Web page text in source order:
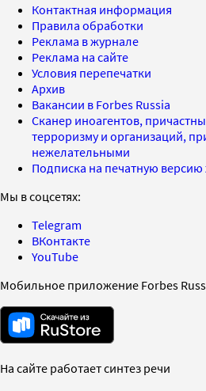
Контактная информация
Правила обработки
Реклама в журнале
Реклама на сайте
Условия перепечатки
Архив
Вакансии в Forbes Russia
Сканер иноагентов,
терроризму и организаций,
нежелательными
Подписка на печатную
Мы в соцсетях:
Telegram
ВКонтакте
YouTube
Мобильное приложение Forbes
На сайте работает синтез речи